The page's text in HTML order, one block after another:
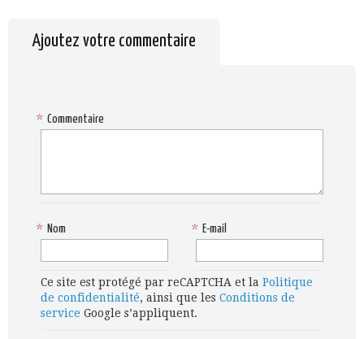
Ajoutez votre commentaire
Commentaire
*
Nom
* E-mail
*
Ce site est protégé par reCAPTCHA et la Politique
de confidentialité, ainsi que les Conditions de
service Google s’appliquent.